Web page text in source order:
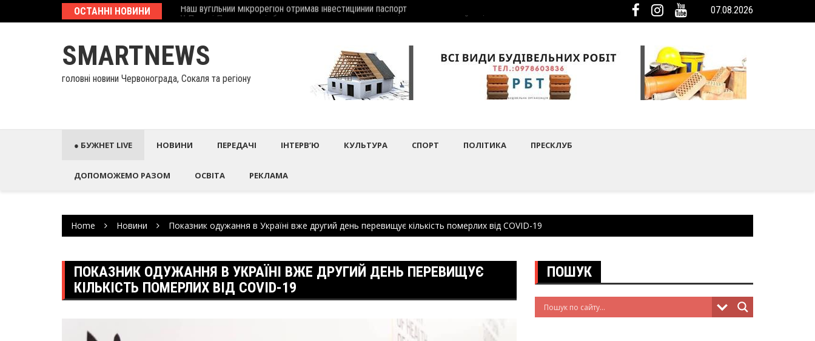
ОСТАННІ НОВИНИ
У Палаці Потоцьких відбулось нагородження працівників культури та майстрів народного мистецтва Шептицького районуШептицька громада була представлена на Європейському регіональному
07.08.2026
SMARTNEWS
головні новини Червонограда, Сокаля та регіону
● БУЖНЕТ LIVE НОВИНИ ПЕРЕДАЧІ ІНТЕРВ’Ю КУЛЬТУРА СПОРТ ПОЛІТИКА ПРЕСКЛУБ
ДОПОМОЖЕМО РАЗОМ ОСВІТА РЕКЛАМА
Home Новини Показник одужання в Україні вже другий день перевищує кількість померлих від COVID-19
ПОКАЗНИК ОДУЖАННЯ В УКРАЇНІ ВЖЕ ДРУГИЙ ДЕНЬ ПЕРЕВИЩУЄ
КІЛЬКІСТЬ ПОМЕРЛИХ ВІД COVID-19
ПОШУК